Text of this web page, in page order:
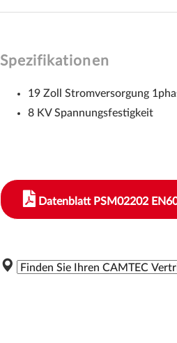
Spezifikationen
19 Zoll Stromversorgung
8 KV Spannungsfestigkeit
Datenblatt PSM02202